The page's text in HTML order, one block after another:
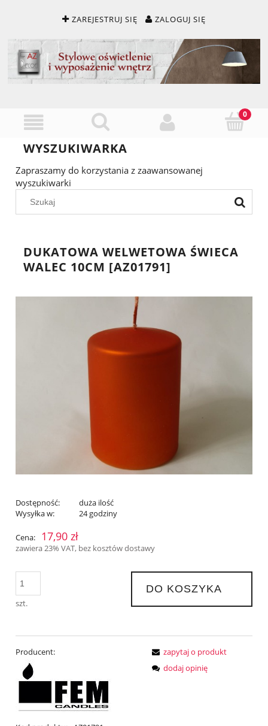
ZAREJESTRUJ SIĘ ZALOGUJ SIĘ
WYSZUKIWARKA
Zapraszamy do korzystania z zaawansowanej
wyszukiwarki
DUKATOWA WELWETOWA ŚWIECA
WALEC 10CM [AZ01791]
Dostępność:
duża ilość
Wysyłka w:
24 godziny
Cena: 17,90 zł
zawiera 23% VAT, bez kosztów dostawy
szt.
DO KOSZYKA
Producent:
zapytaj o produkt
dodaj opinię